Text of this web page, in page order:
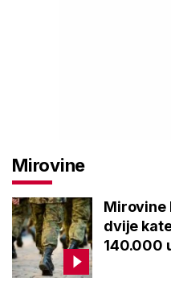
Mirovine
Mirovine
dvije
140.000